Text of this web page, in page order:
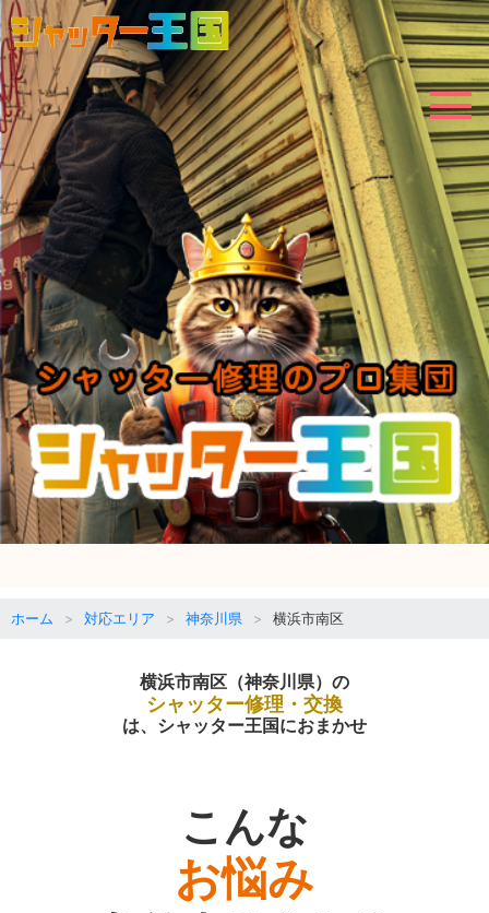
ホーム 対応エリア 神奈川県 横浜市南区
横浜市南区（神奈川県）の
シャッター修理・交換
は、シャッター王国におまかせ
こんな
お悩み